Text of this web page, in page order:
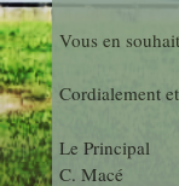
Vous en
Cordialement
Le Principal
C. Macé